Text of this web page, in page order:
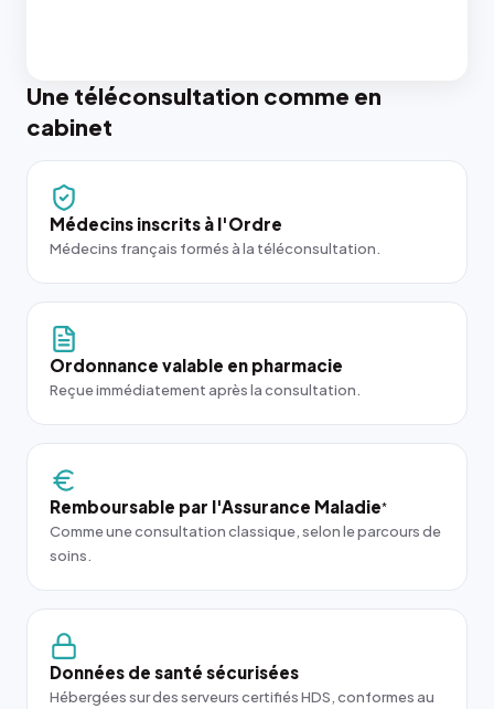
Une téléconsultation comme en
cabinet
Médecins inscrits à l'Ordre
Médecins français formés à la téléconsultation.
Ordonnance valable en pharmacie
Reçue immédiatement après la consultation.
Remboursable par l'Assurance Maladie*
Comme une consultation classique, selon le parcours de
soins.
Données de santé sécurisées
Hébergées sur des serveurs certifiés HDS, conformes au